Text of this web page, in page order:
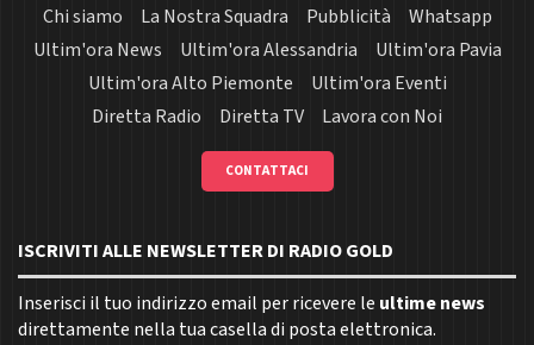
Chi siamo La Nostra Squadra Pubblicità
Whatsapp
Ultim'ora News
Ultim'ora Alessandria
Ultim'ora Pavia
Ultim'ora Alto Piemonte
Ultim'ora Eventi
Diretta Radio
Diretta TV Lavora con Noi
CONTATTACI
ISCRIVITI ALLE NEWSLETTER DI RADIO GOLD
Inserisci il tuo indirizzo email per ricevere le ultime news
direttamente nella tua casella di posta elettronica.